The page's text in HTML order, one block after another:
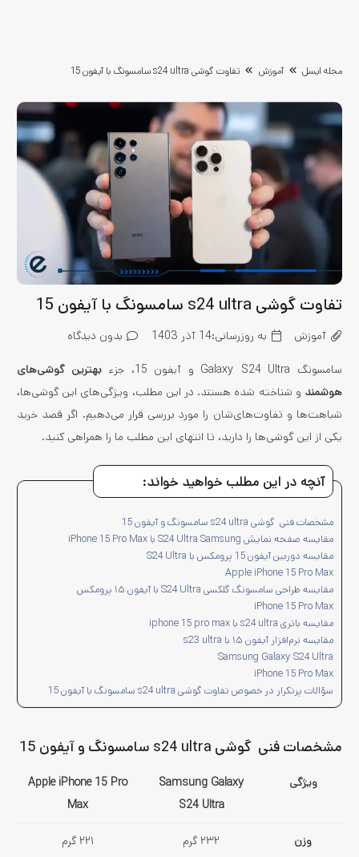
مجله ایسل آموزش تفاوت گوشی s24 ultra سامسونگ با آیفون 15
تفاوت گوشی s24 ultra سامسونگ با آیفون 15
آموزش به روزرسانی:14 آذر 1403 بدون دیدگاه
سامسونگ Galaxy S24 Ultra و آیفون 15، جزء
بهترین گوشی‌های
هوشمند و شناخته شده هستند. در این مطلب، ویژگی‌های این گوشی‌ها،
شباهت‌ها و تفاوت‌های‌شان را مورد بررسی قرار می‌دهیم. اگر قصد خرید
یکی از این گوشی‌ها را دارید، تا انتهای این مطلب ما را همراهی کنید.
آنچه در این مطلب خواهید خواند:
مشخصات فنی گوشی s24 ultra سامسونگ و آیفون 15
مقایسه صفحه نمایش S24 Ultra Samsung با iPhone 15 Pro Max
مقایسه دوربین آیفون 15 پرومکس با S24 Ultra
Apple iPhone 15 Pro Max
مقایسه طراحی سامسونگ گلکسی S24 Ultra با آیفون ۱۵ پرومکس
iPhone 15 Pro Max
مقایسه باتری s24 ultra با iphone 15 pro max
مقایسه نرم‌افزار آیفون ۱۵ با s23 ultra
Samsung Galaxy S24 Ultra
iPhone 15 Pro Max
سؤالات پرتکرار در خصوص تفاوت گوشی s24 ultra سامسونگ با آیفون 15
مشخصات فنی گوشی s24 ultra سامسونگ و آیفون 15
ویژگی
Samsung Galaxy
S24 Ultra
Apple iPhone 15 Pro
Max
وزن ۲۳۲ گرم ۲۲۱ گرم